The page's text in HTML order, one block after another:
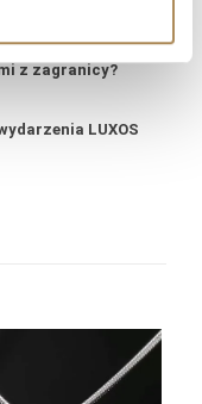
z zagranicy?
LUXOS